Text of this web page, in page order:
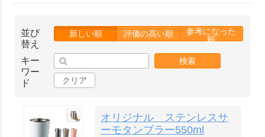
並び
替え
新しい順 評価の高い順
参考になった
順
キー
ワー
ド
検索
クリア
オリジナル ステンレスサ
ーモタンブラー550ml